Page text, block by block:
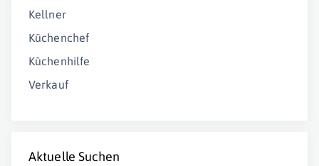
Kellner
Küchenchef
Küchenhilfe
Verkauf
Aktuelle Suchen